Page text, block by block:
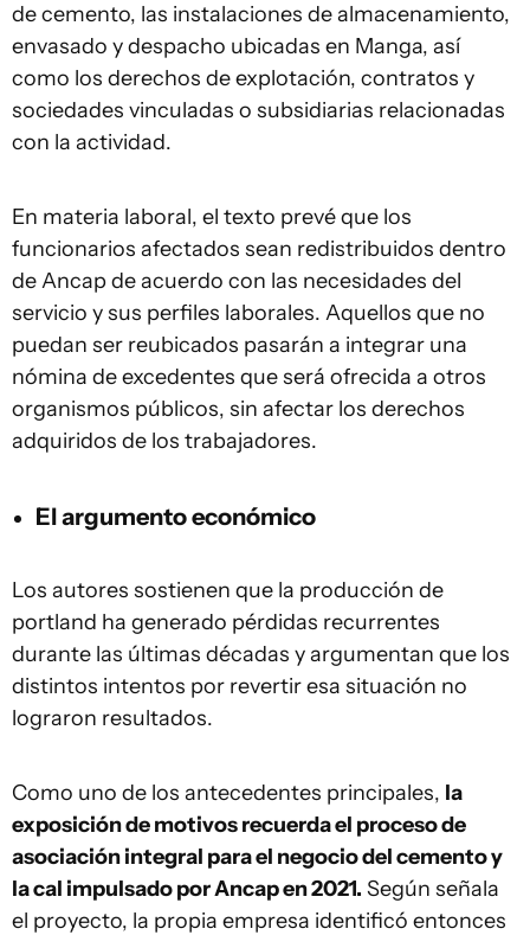
de cemento, las instalaciones de almacenamiento,
envasado y despacho ubicadas en Manga, así
como los derechos de explotación, contratos y
sociedades vinculadas o subsidiarias relacionadas
con la actividad.
En materia laboral, el texto prevé que los
funcionarios afectados sean redistribuidos dentro
de Ancap de acuerdo con las necesidades del
servicio y sus perfiles laborales. Aquellos que no
puedan ser reubicados pasarán a integrar una
nómina de excedentes que será ofrecida a otros
organismos públicos, sin afectar los derechos
adquiridos de los trabajadores.
El argumento económico
Los autores sostienen que la producción de
portland ha generado pérdidas recurrentes
durante las últimas décadas y argumentan que los
distintos intentos por revertir esa situación no
lograron resultados.
Como uno de los antecedentes principales, la
exposición de motivos recuerda el proceso de
asociación integral para el negocio del cemento y
la cal impulsado por Ancap en 2021. Según señala
el proyecto, la propia empresa identificó entonces